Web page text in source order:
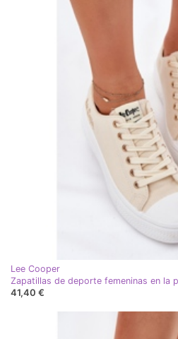
Lee Cooper
41,40 €